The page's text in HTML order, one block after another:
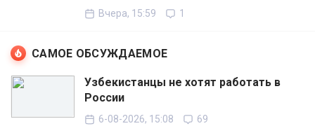
Вчера, 15:59 1
САМОЕ ОБСУЖДАЕМОЕ
Узбекистанцы не хотят работать в
России
6-08-2026, 15:08 69